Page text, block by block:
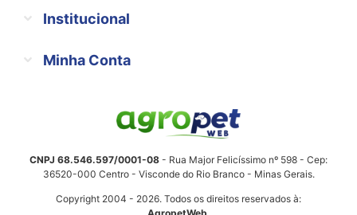
Institucional
Minha Conta
CNPJ 68.546.597/0001-08 - Rua Major Felicíssimo nº 598 - Cep:
36520-000 Centro - Visconde do Rio Branco - Minas Gerais.
Copyright 2004 - 2026. Todos os direitos reservados à: